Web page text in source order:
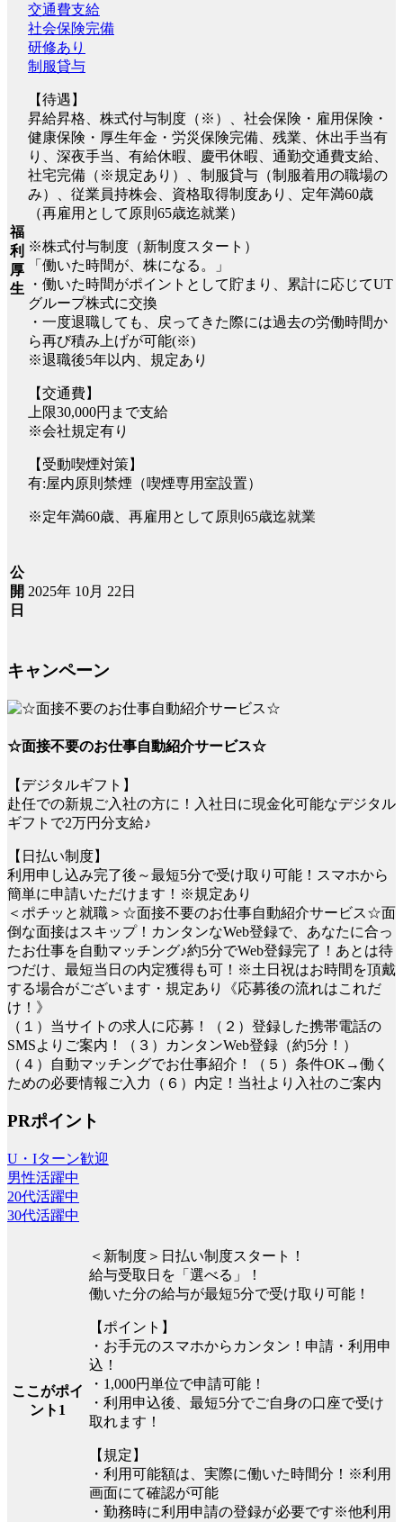
福
利
厚
生
交通費支給
社会保険完備
研修あり
制服貸与
【待遇】
昇給昇格、株式付与制度（※）、社会保険・雇用保険・
健康保険・厚生年金・労災保険完備、残業、休出手当有
り、深夜手当、有給休暇、慶弔休暇、通勤交通費支給、
社宅完備（※規定あり）、制服貸与（制服着用の職場の
み）、従業員持株会、資格取得制度あり、定年満60歳
（再雇用として原則65歳迄就業）
※株式付与制度（新制度スタート）
「働いた時間が、株になる。」
・働いた時間がポイントとして貯まり、累計に応じてUT
グループ株式に交換
・一度退職しても、戻ってきた際には過去の労働時間か
ら再び積み上げが可能(※)
※退職後5年以内、規定あり
【交通費】
上限30,000円まで支給
※会社規定有り
【受動喫煙対策】
有:屋内原則禁煙（喫煙専用室設置）
※定年満60歳、再雇用として原則65歳迄就業
公
開
日
2025年 10月 22日
キャンペーン
☆面接不要のお仕事自動紹介サービス☆
【デジタルギフト】
赴任での新規ご入社の方に！入社日に現金化可能なデジタル
ギフトで2万円分支給♪
【日払い制度】
利用申し込み完了後～最短5分で受け取り可能！スマホから
簡単に申請いただけます！※規定あり
＜ポチッと就職＞☆面接不要のお仕事自動紹介サービス☆面
倒な面接はスキップ！カンタンなWeb登録で、あなたに合っ
たお仕事を自動マッチング♪約5分でWeb登録完了！あとは待
つだけ、最短当日の内定獲得も可！※土日祝はお時間を頂戴
する場合がございます・規定あり《応募後の流れはこれだ
け！》
（１）当サイトの求人に応募！（２）登録した携帯電話の
SMSよりご案内！（３）カンタンWeb登録（約5分！）
（４）自動マッチングでお仕事紹介！（５）条件OK→働く
ための必要情報ご入力（６）内定！当社より入社のご案内
PRポイント
U・Iターン歓迎
男性活躍中
20代活躍中
30代活躍中
ここがポイ
ント1
＜新制度＞日払い制度スタート！
給与受取日を「選べる」！
働いた分の給与が最短5分で受け取り可能！
【ポイント】
・お手元のスマホからカンタン！申請・利用申
込！
・1,000円単位で申請可能！
・利用申込後、最短5分でご自身の口座で受け
取れます！
【規定】
・利用可能額は、実際に働いた時間分！※利用
画面にて確認が可能
・勤務時に利用申請の登録が必要です※他利用